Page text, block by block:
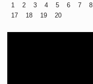
1 2 3 4 5 6 7 8
17
18 19 20